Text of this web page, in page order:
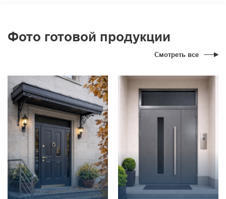
Фото готовой продукции
Смотреть все